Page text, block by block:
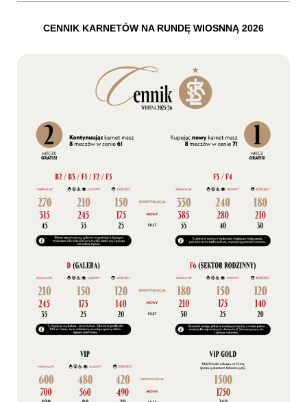
CENNIK KARNETÓW NA RUNDĘ WIOSNNĄ 2026